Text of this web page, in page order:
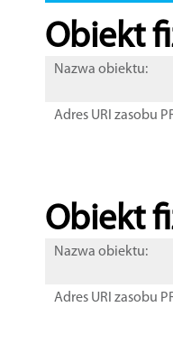
Obiekt
Nazwa obiektu:
Adres URI zasobu
Obiekt
Nazwa obiektu:
Adres URI zasobu